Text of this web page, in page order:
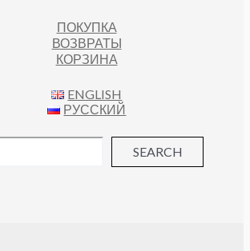
ПОКУПКА
ВОЗВРАТЫ
КОРЗИНА
ENGLISH
РУССКИЙ
SEARCH